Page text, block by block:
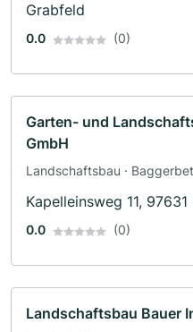
Grabfeld
0.0 (0)
Garten- und
GmbH
Landschaftsbau ·
Kapelleinsweg 11,
0.0 (0)
Landschaftsbau Bauer